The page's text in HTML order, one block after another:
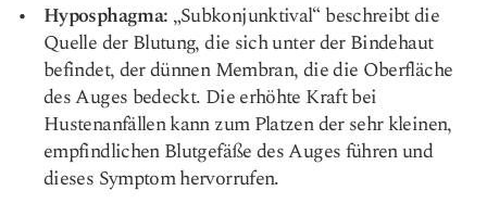
Hyposphagma: „Subkonjunktival“ beschreibt die
Quelle der Blutung, die sich unter der Bindehaut
befindet, der dünnen Membran, die die Oberfläche
des Auges bedeckt. Die erhöhte Kraft bei
Hustenanfällen kann zum Platzen der sehr kleinen,
empfindlichen Blutgefäße des Auges führen und
dieses Symptom hervorrufen.